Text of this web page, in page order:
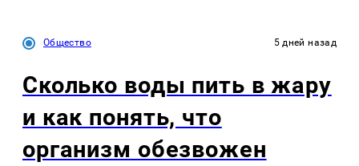
Общество 5 дней назад
Сколько воды пить в жару
и как понять, что
организм обезвожен